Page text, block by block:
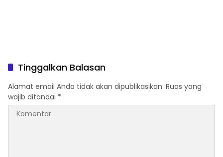
Tinggalkan Balasan
Alamat email Anda tidak akan dipublikasikan. Ruas yang
wajib ditandai *